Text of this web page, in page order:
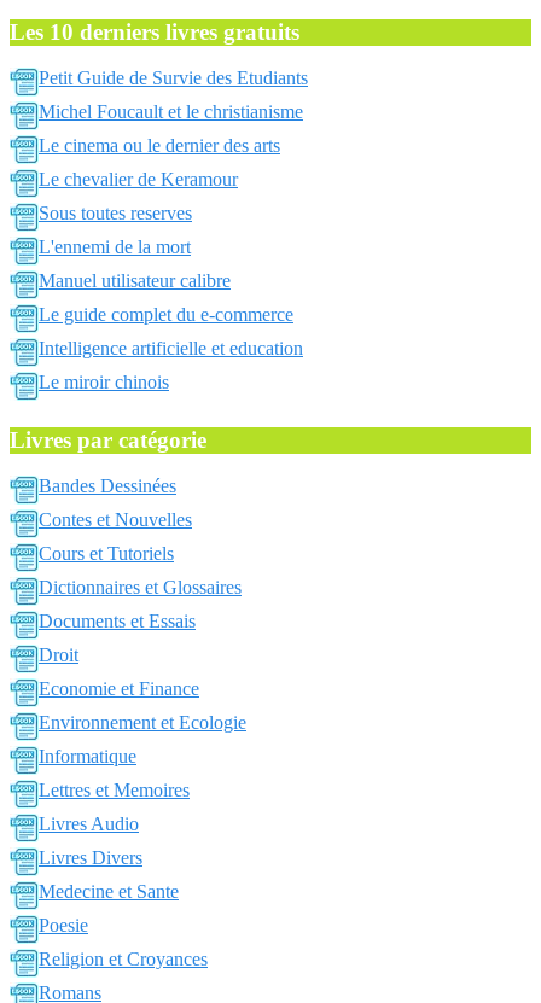
Les 10 derniers livres gratuits
Petit Guide de Survie des Etudiants
Michel Foucault et le christianisme
Le cinema ou le dernier des arts
Le chevalier de Keramour
Sous toutes reserves
L'ennemi de la mort
Manuel utilisateur calibre
Le guide complet du e-commerce
Intelligence artificielle et education
Le miroir chinois
Livres par catégorie
Bandes Dessinées
Contes et Nouvelles
Cours et Tutoriels
Dictionnaires et Glossaires
Documents et Essais
Droit
Economie et Finance
Environnement et Ecologie
Informatique
Lettres et Memoires
Livres Audio
Livres Divers
Medecine et Sante
Poesie
Religion et Croyances
Romans